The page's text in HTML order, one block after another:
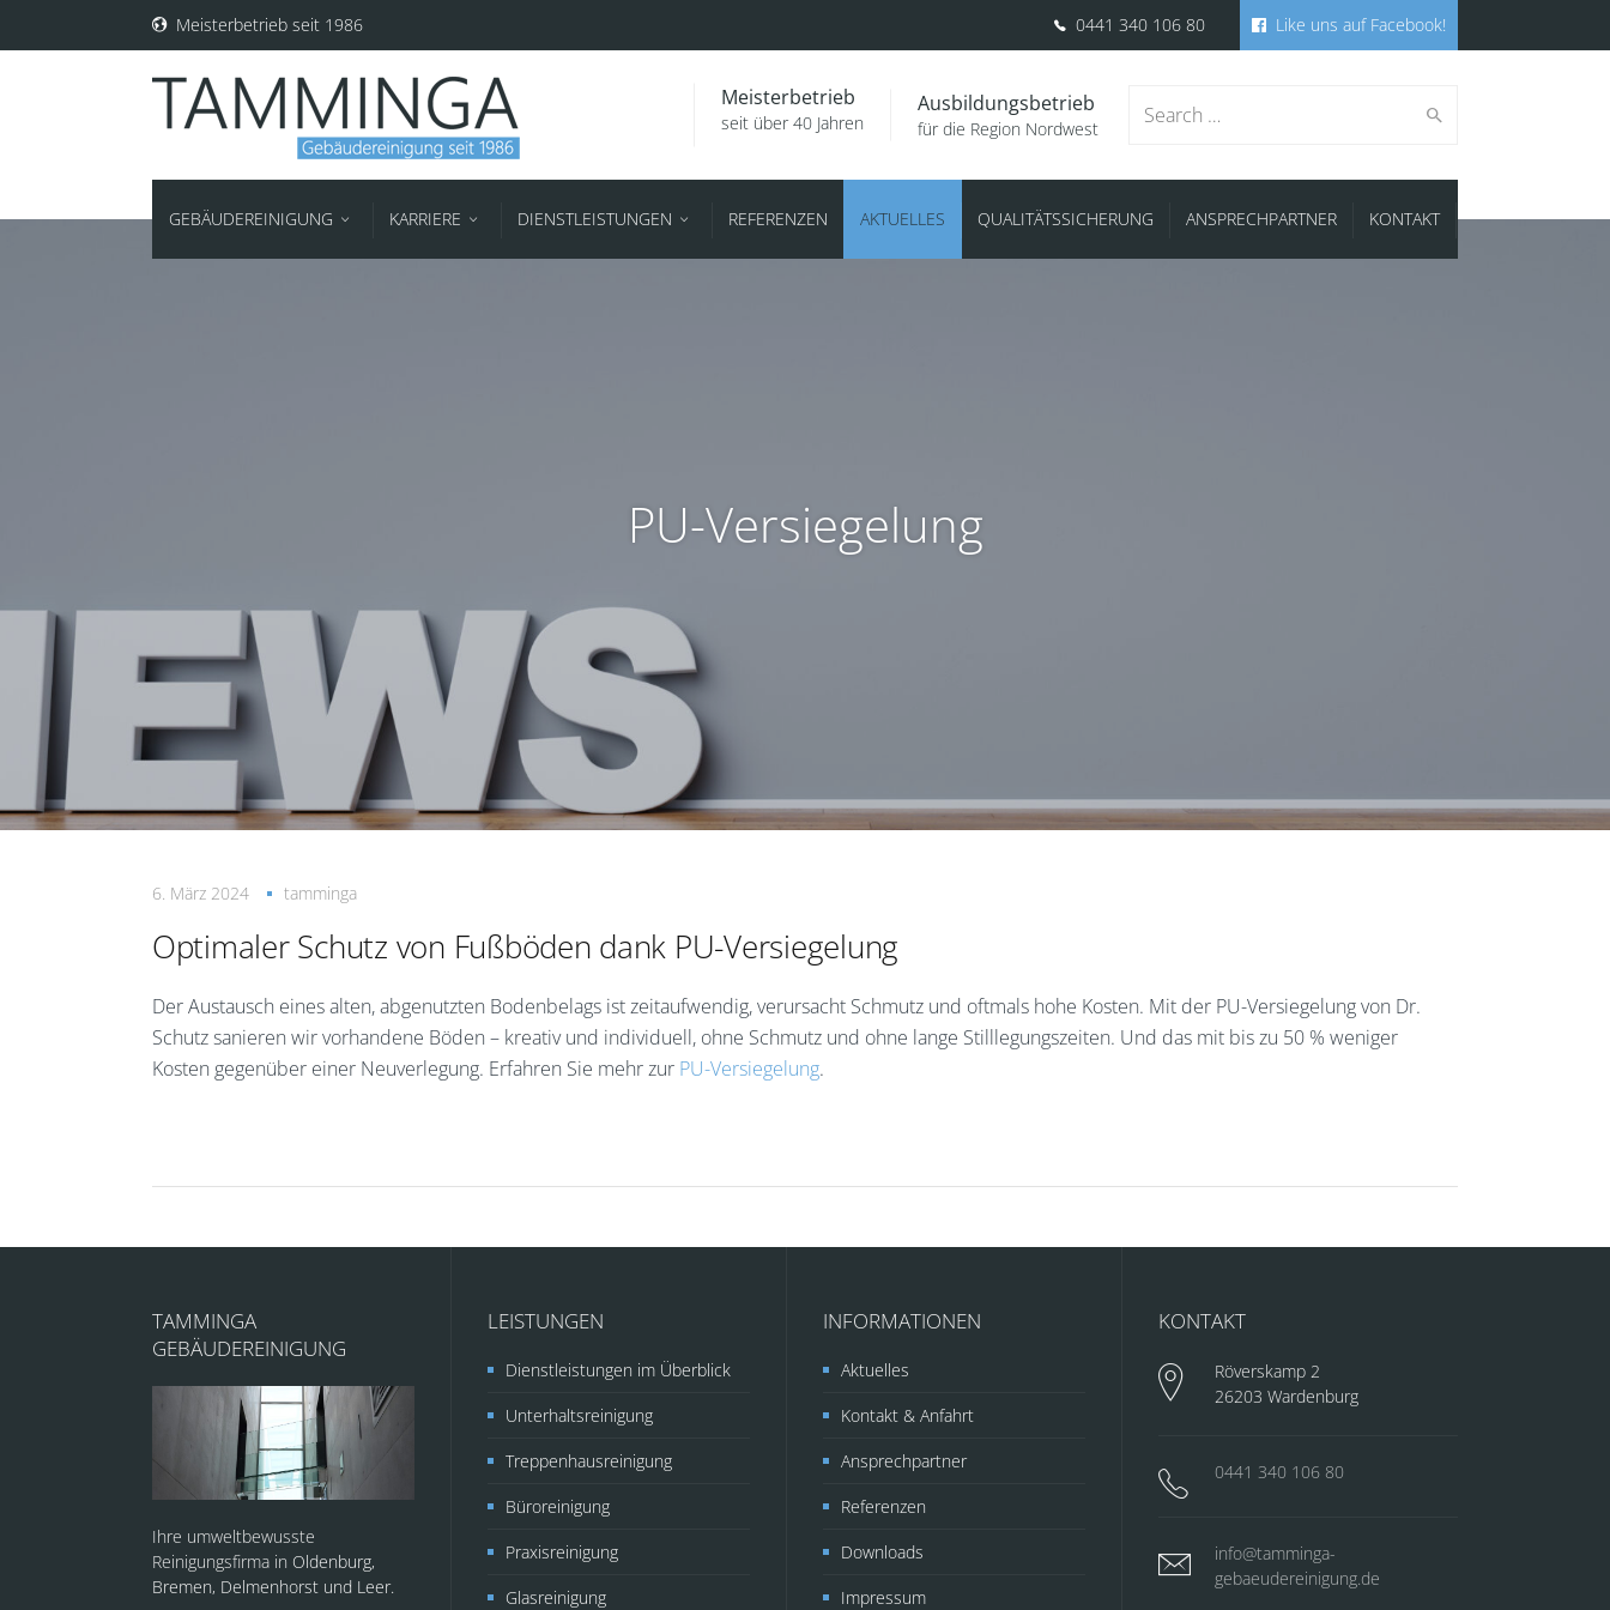
Meisterbetrieb seit 1986 0441 340 106 80 Like uns auf Facebook!
Search
Ausbildungsbetrieb
für die Region Nordwest
Meisterbetrieb
seit über 40 Jahren
GEBÄUDEREINIGUNG KARRIERE DIENSTLEISTUNGEN REFERENZEN AKTUELLES QUALITÄTSSICHERUNG ANSPRECHPARTNER KONTAKT
PU-Versiegelung
6. März 2024 tamminga
Optimaler Schutz von Fußböden dank PU-Versiegelung
Der Austausch eines alten, abgenutzten Bodenbelags ist zeitaufwendig, verursacht Schmutz und oftmals hohe Kosten. Mit der PU-Versiegelung von Dr.
Schutz sanieren wir vorhandene Böden – kreativ und individuell, ohne Schmutz und ohne lange Stilllegungszeiten. Und das mit bis zu 50 % weniger
Kosten gegenüber einer Neuverlegung. Erfahren Sie mehr zur PU-Versiegelung.
TAMMINGA
GEBÄUDEREINIGUNG
Ihre umweltbewusste
Reinigungsfirma in Oldenburg,
Bremen, Delmenhorst und Leer.
LEISTUNGEN
Dienstleistungen im Überblick
Unterhaltsreinigung
Treppenhausreinigung
Büroreinigung
Praxisreinigung
Glasreinigung
INFORMATIONEN
Aktuelles
Kontakt & Anfahrt
Ansprechpartner
Referenzen
Downloads
Impressum
KONTAKT
Röverskamp 2
26203 Wardenburg
0441 340 106 80
info@tamminga-
gebaeudereinigung.de